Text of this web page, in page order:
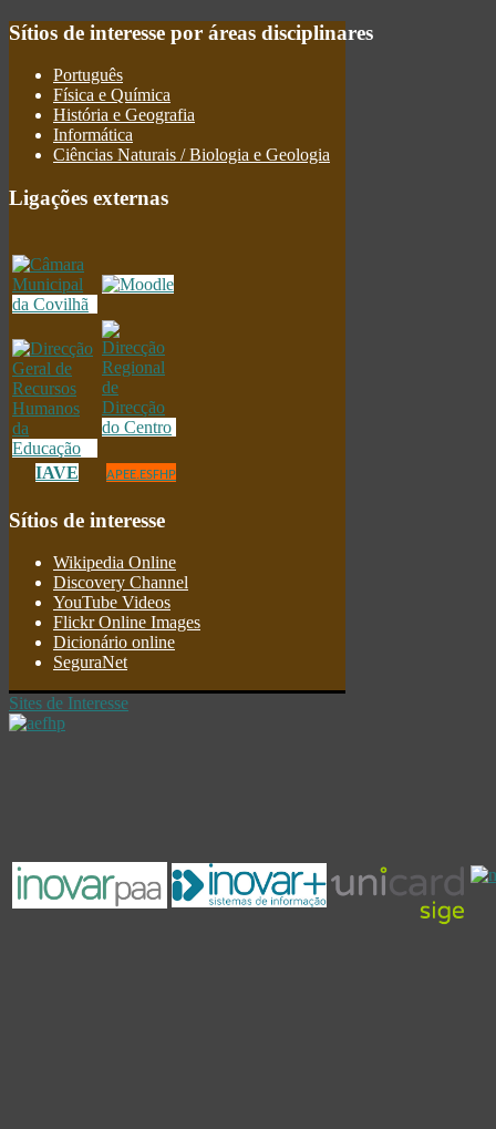
Sítios de interesse por áreas disciplinares
Português
Física e Química
História e Geografia
Informática
Ciências Naturais / Biologia e Geologia
Ligações externas
IAVE APEE.ESFHP
Sítios de interesse
Wikipedia Online
Discovery Channel
YouTube Videos
Flickr Online Images
Dicionário online
SeguraNet
Sites de Interesse